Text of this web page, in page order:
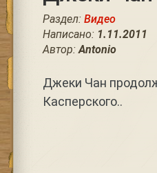
Раздел: Видео
Написано: 1.11.2011
Автор:Antonio
Джеки Чан
Касперского..